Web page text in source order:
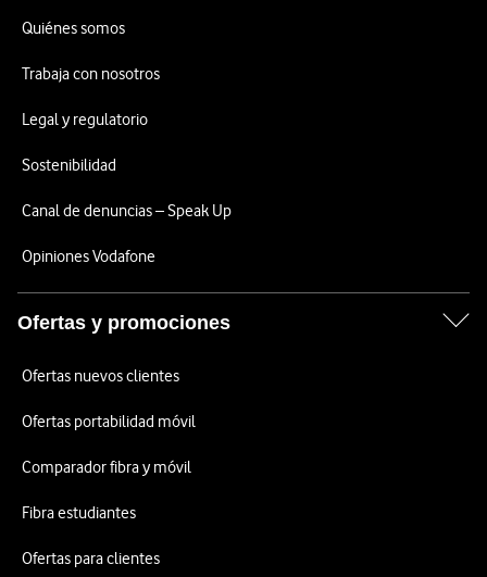
Quiénes somos
Trabaja con nosotros
Legal y regulatorio
Sostenibilidad
Canal de denuncias – Speak Up
Opiniones Vodafone
Ofertas y promociones
Ofertas nuevos clientes
Ofertas portabilidad móvil
Comparador fibra y móvil
Fibra estudiantes
Ofertas para clientes